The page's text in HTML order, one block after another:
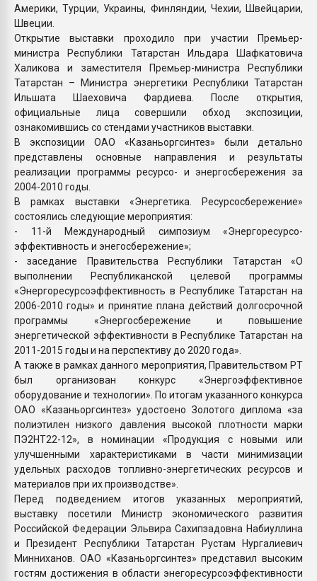
Америки, Турции, Украины, Финляндии, Чехии, Швейцарии,
Швеции.
Открытие выставки проходило при участии Премьер-
министра Республики Татарстан Ильдара Шафкатовича
Халикова и заместителя Премьер-министра Республики
Татарстан – Министра энергетики Республики Татарстан
Ильшата Шаеховича Фардиева. После открытия,
официальные лица совершили обход экспозиции,
ознакомившись со стендами участников выставки.
В экспозиции ОАО «Казаньоргсинтез» были детально
представлены основные направления и результаты
реализации программы ресурсо- и энергосбережения за
2004-2010 годы.
В рамках выставки «Энергетика. Ресурсосбережение»
состоялись следующие мероприятия:
- 11-й Международный симпозиум «Энергоресурсо-
эффективность и энегосбережение»;
- заседание Правительства Республики Татарстан «О
выполнении Республиканской целевой программы
«Энергоресурсоэффективность в Республике Татарстан на
2006-2010 годы» и принятие плана действий долгосрочной
программы «Энергосбережение и повышение
энергетической эффективности в Республике Татарстан на
2011-2015 годы и на перспективу до 2020 года».
А также в рамках данного мероприятия, Правительством РТ
был организован конкурс «Энергоэффективное
оборудование и технологии». По итогам указанного конкурса
ОАО «Казаньоргсинтез» удостоено Золотого диплома «за
полиэтилен низкого давления высокой плотности марки
ПЭ2НТ22-12», в номинации «Продукция с новыми или
улучшенными характеристиками в части минимизации
удельных расходов топливно-энергетических ресурсов и
материалов при их производстве».
Перед подведением итогов указанных мероприятий,
выставку посетили Министр экономического развития
Российской Федерации Эльвира Сахипзадовна Набиуллина
и Президент Республики Татарстан Рустам Нургалиевич
Минниханов. ОАО «Казаньоргсинтез» представил высоким
гостям достижения в области энегоресурсоэффективности